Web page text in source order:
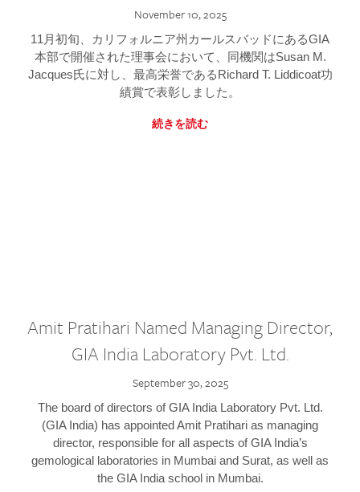
November 10, 2025
11月初旬、カリフォルニア州カールスバッドにあるGIA
本部で開催された理事会において、同機関はSusan M.
Jacques氏に対し、最高栄誉であるRichard T. Liddicoat功
績賞で表彰しました。
続きを読む
Amit Pratihari Named Managing Director,
GIA India Laboratory Pvt. Ltd.
September 30, 2025
The board of directors of GIA India Laboratory Pvt. Ltd.
(GIA India) has appointed Amit Pratihari as managing
director, responsible for all aspects of GIA India’s
gemological laboratories in Mumbai and Surat, as well as
the GIA India school in Mumbai.